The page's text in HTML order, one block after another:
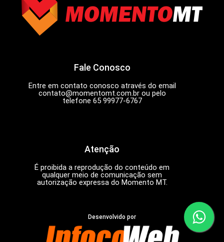
Fale Conosco
Entre em contato conosco através do email
contato@momentomt.com.brou pelo
telefone 65 99977-6767
Atenção
É proibida a reprodução do conteúdo em
qualquer meio de comunicação sem
autorização expressa do Momento MT.
Desenvolvido por